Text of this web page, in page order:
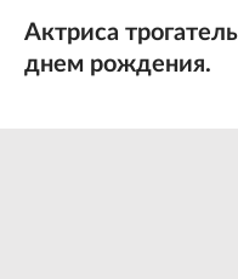
Актриса
днем рождения.